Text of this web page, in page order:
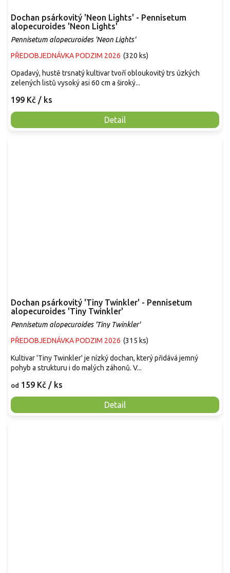
Dochan psárkovitý 'Neon Lights' - Pennisetum
alopecuroides 'Neon Lights'
Pennisetum alopecuroides 'Neon Lights'
PŘEDOBJEDNÁVKA PODZIM 2026 (320 ks)
199 Kč / ks
Detail
Opadavý, hustě trsnatý kultivar tvoří obloukovitý trs úzkých
zelených listů vysoký asi 60 cm a široký...
Dochan psárkovitý 'Tiny Twinkler' - Pennisetum
alopecuroides 'Tiny Twinkler'
Pennisetum alopecuroides 'Tiny Twinkler'
PŘEDOBJEDNÁVKA PODZIM 2026 (315 ks)
od 159 Kč / ks
Detail
Kultivar 'Tiny Twinkler' je nízký dochan, který přidává jemný
pohyb a strukturu i do malých záhonů. V...